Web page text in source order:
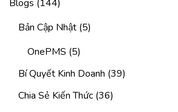
Blogs (144)
Bản Cập Nhật (5)
OnePMS (5)
Bí Quyết Kinh Doanh (39)
Chia Sẻ Kiến Thức (36)